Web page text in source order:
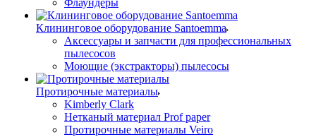
Флаундеры
Клининговое оборудование Santoemma
Аксессуары и запчасти для профессиональных
пылесосов
Моющие (экстракторы) пылесосы
Протирочные материалы
Kimberly Clark
Нетканый материал Prof paper
Протирочные материалы Veiro